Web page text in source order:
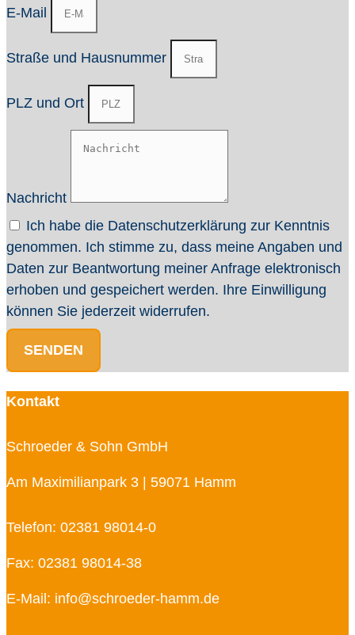
E-Mail
Straße und Hausnummer
PLZ und Ort
Nachricht
Ich habe die Datenschutzerklärung zur Kenntnis
genommen. Ich stimme zu, dass meine Angaben und
Daten zur Beantwortung meiner Anfrage elektronisch
erhoben und gespeichert werden. Ihre Einwilligung
können Sie jederzeit widerrufen.
SENDEN
Kontakt
Schroeder & Sohn GmbH
Am Maximilianpark 3 | 59071 Hamm
Telefon: 02381 98014-0
Fax: 02381 98014-38
E-Mail: info@schroeder-hamm.de